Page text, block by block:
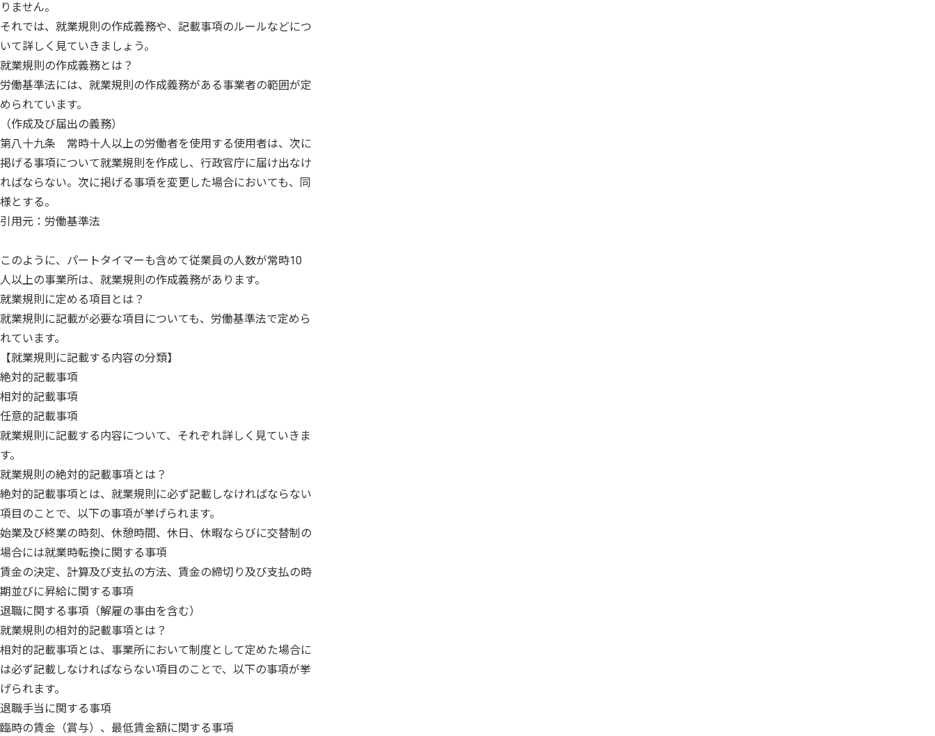
りません。
それでは、就業規則の作成義務や、記載事項のルールなどにつ
いて詳しく見ていきましょう。
就業規則の作成義務とは？
労働基準法には、就業規則の作成義務がある事業者の範囲が定
められています。
（作成及び届出の義務）
第八十九条 常時十人以上の労働者を使用する使用者は、次に
掲げる事項について就業規則を作成し、行政官庁に届け出なけ
ればならない。次に掲げる事項を変更した場合においても、同
様とする。
引用元：労働基準法
このように、パートタイマーも含めて従業員の人数が常時10
人以上の事業所は、就業規則の作成義務があります。
就業規則に定める項目とは？
就業規則に記載が必要な項目についても、労働基準法で定めら
れています。
【就業規則に記載する内容の分類】
絶対的記載事項
相対的記載事項
任意的記載事項
就業規則に記載する内容について、それぞれ詳しく見ていきま
す。
就業規則の絶対的記載事項とは？
絶対的記載事項とは、就業規則に必ず記載しなければならない
項目のことで、以下の事項が挙げられます。
始業及び終業の時刻、休憩時間、休日、休暇ならびに交替制の
場合には就業時転換に関する事項
賃金の決定、計算及び支払の方法、賃金の締切り及び支払の時
期並びに昇給に関する事項
退職に関する事項（解雇の事由を含む）
就業規則の相対的記載事項とは？
相対的記載事項とは、事業所において制度として定めた場合に
は必ず記載しなければならない項目のことで、以下の事項が挙
げられます。
退職手当に関する事項
臨時の賃金（賞与）、最低賃金額に関する事項